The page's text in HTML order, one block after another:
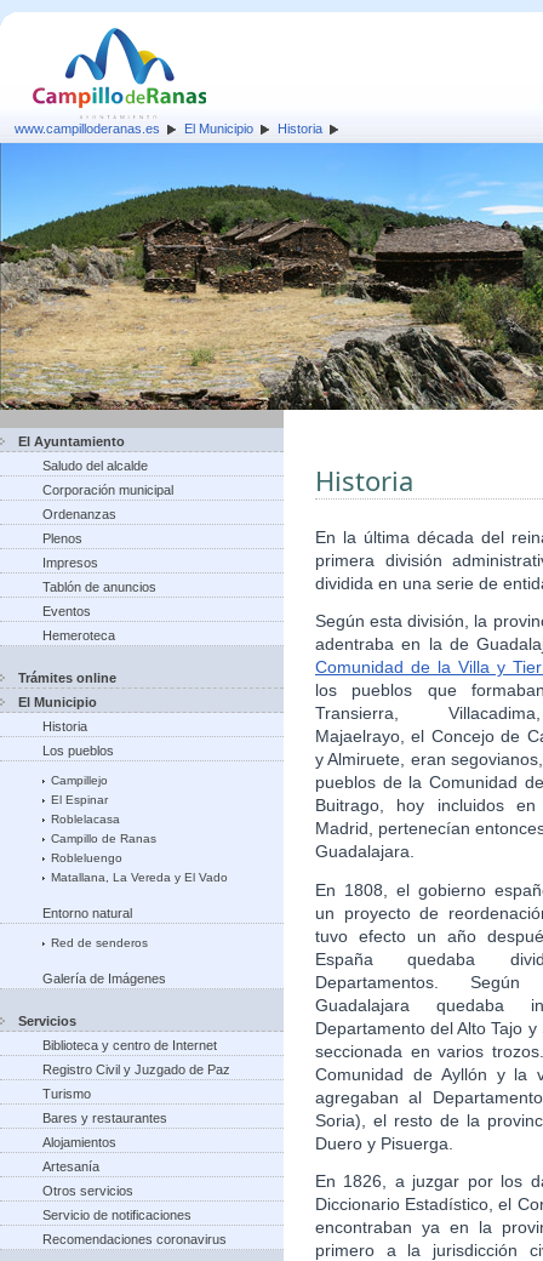
www.campilloderanas.es El Municipio Historia
El Ayuntamiento
Saludo del alcalde
Corporación municipal
Ordenanzas
Plenos
Impresos
Tablón de anuncios
Eventos
Hemeroteca
Trámites online
El Municipio
Historia
Los pueblos
Campillejo
El Espinar
Roblelacasa
Campillo de Ranas
Robleluengo
Matallana, La Vereda y El Vado
Entorno natural
Red de senderos
Galería de Imágenes
Servicios
Biblioteca y centro de Internet
Registro Civil y Juzgado de Paz
Turismo
Bares y restaurantes
Alojamientos
Artesanía
Otros servicios
Servicio de notificaciones
Recomendaciones coronavirus
Historia
En la última década del
primera división
dividida en una serie de
Según esta división, la
adentraba en la de
Comunidad de la Villa y
los pueblos que
Transierra,
Majaelrayo, el Concejo de
y Almiruete, eran
pueblos de la Comunidad
Buitrago, hoy incluidos
Madrid, pertenecían
Guadalajara.
En 1808, el gobierno
un proyecto de
tuvo efecto un año
España quedaba
Departamentos.
Guadalajara quedaba
Departamento del Alto Tajo
seccionada en varios
Comunidad de Ayllón y la
agregaban al
Soria), el resto de la
Duero y Pisuerga.
En 1826, a juzgar por los
Diccionario Estadístico, el
encontraban ya en la
primero a la jurisdicción